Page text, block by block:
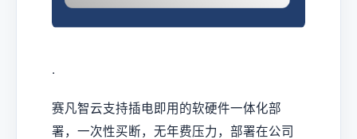
·
赛凡智云支持插电即用的软硬件一体化部
署，一次性买断，无年费压力，部署在公司